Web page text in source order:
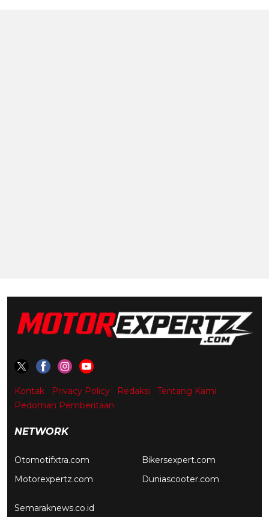
Kontak Privacy Policy Redaksi
Tentang Kami
Pedoman Pemberitaan
NETWORK
Otomotifxtra.com
Motorexpertz.com
Bikersexpert.com
Duniascooter.com
Semaraknews.co.id